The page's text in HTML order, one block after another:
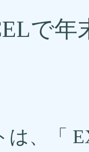
で年
、「